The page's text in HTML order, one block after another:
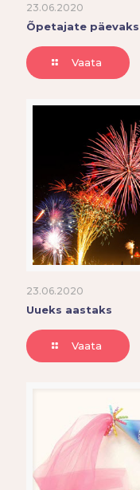
23.06.2020
Õpetajate päevaks
Vaata
23.06.2020
Uueks aastaks
Vaata